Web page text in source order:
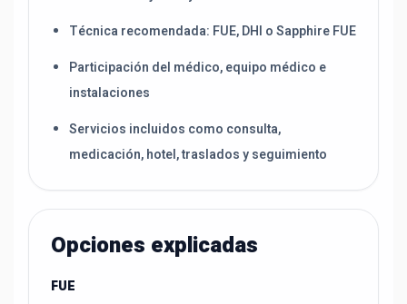
Técnica recomendada: FUE, DHI o Sapphire FUE
Participación del médico, equipo médico e
instalaciones
Servicios incluidos como consulta,
medicación, hotel, traslados y seguimiento
Opciones explicadas
FUE